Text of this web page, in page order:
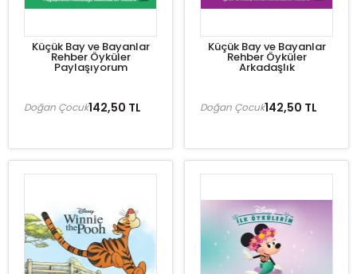
Küçük Bay ve Bayanlar
Rehber Öyküler
Paylaşıyorum
142,50 TL
Doğan Çocuk
Küçük Bay ve Bayanlar
Rehber Öyküler
Arkadaşlık
142,50 TL
Doğan Çocuk